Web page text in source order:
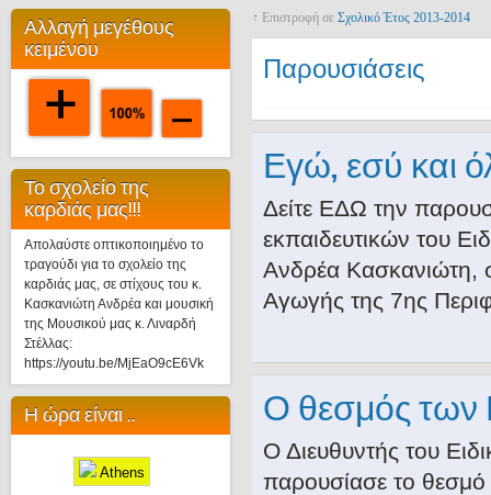
Αλλαγή μεγέθους
κειμένου
Το σχολείο της
καρδιάς μας!!!
Απολαύστε οπτικοποιημένο το
τραγούδι για το σχολείο της
καρδιάς μας, σε στίχους του κ.
Κασκανιώτη Ανδρέα και μουσική
της Μουσικού μας κ. Λιναρδή
Στέλλας:
https://youtu.be/MjEaO9cE6Vk
Η ώρα είναι ..
Athens
↑ Επιστροφή σε Σχολικό Έτος 2013-2014
Παρουσιάσεις
Εγώ, εσύ και
Δείτε ΕΔΩ την
εκπαιδευτικών του
Ανδρέα Κασκανιώτη,
Αγωγής της 7ης
Ο θεσμός
Ο Διευθυντής του
παρουσίασε το